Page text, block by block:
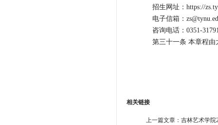
招生网址：https://
电子信箱：
咨询电话：0351-
第三十一条 本章程
相关链接
上一篇文章： 吉林艺术学院